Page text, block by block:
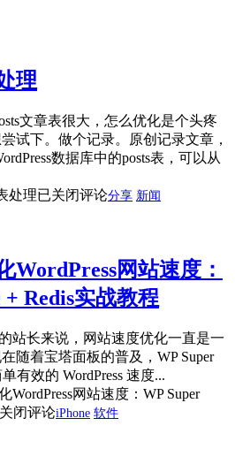
理
文章表很大，怎么优化是个头疼
试下。做个记录。原创记录文章，
数据库中的posts表，可以从
处理已关闭评论分享 新闻
WordPress网站速度：
+ Redis实战教程
站长来说，网站速度优化一直是一
随着宝塔面板的普及，WP Super
有效的 WordPress 速度...
WordPress网站速度：WP Super
闭评论iPhone 软件